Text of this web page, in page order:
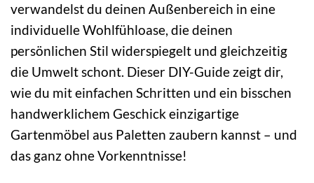
verwandelst du deinen Außenbereich in eine
individuelle Wohlfühloase, die deinen
persönlichen Stil widerspiegelt und gleichzeitig
die Umwelt schont. Dieser DIY-Guide zeigt dir,
wie du mit einfachen Schritten und ein bisschen
handwerklichem Geschick einzigartige
Gartenmöbel aus Paletten zaubern kannst – und
das ganz ohne Vorkenntnisse!